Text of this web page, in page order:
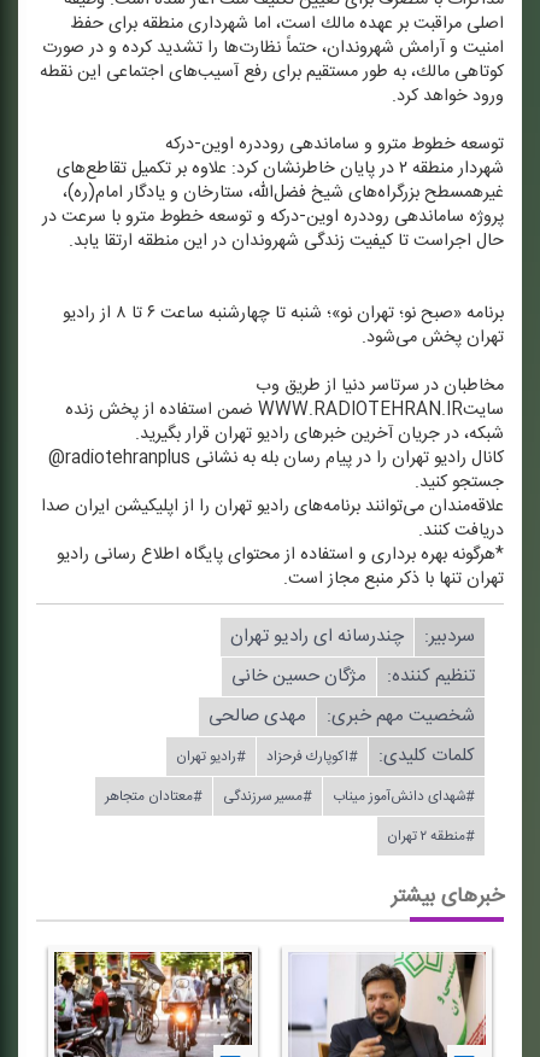
اصلی مراقبت بر عهده مالك است، اما شهرداری منطقه برای حفظ
امنیت و آرامش شهروندان، حتماً نظارت‌ها را تشدید كرده و در صورت
كوتاهی مالك، به طور مستقیم برای رفع آسیب‌های اجتماعی این نقطه
ورود خواهد كرد.
توسعه خطوط مترو و ساماندهی روددره اوین-دركه
شهردار منطقه ۲ در پایان خاطرنشان كرد: علاوه بر تكمیل تقاطع‌های
غیرهمسطح بزرگراه‌های شیخ فضل‌الله، ستارخان و یادگار امام(ره)،
پروژه ساماندهی روددره اوین-دركه و توسعه خطوط مترو با سرعت در
حال اجراست تا كیفیت زندگی شهروندان در این منطقه ارتقا یابد.
برنامه «صبح نو؛ تهران نو»؛ شنبه تا چهارشنبه ساعت ۶ تا ۸ از رادیو
تهران پخش می‌شود.
مخاطبان در سرتاسر دنیا از طریق وب
سایتWWW.RADIOTEHRAN.IR ضمن استفاده از پخش زنده
شبكه، در جریان آخرین خبرهای رادیو تهران قرار بگیرید.
كانال رادیو تهران را در پیام رسان بله به نشانی radiotehranplus@
جستجو كنید.
علاقه‌مندان می‌توانند برنامه‌های رادیو تهران را از اپلیكیشن ایران صدا
دریافت كنند.
*هرگونه بهره برداری و استفاده از محتوای پایگاه اطلاع رسانی رادیو
تهران تنها با ذكر منبع مجاز است.
سردبیر:
چندرسانه ای رادیو تهران
تنظیم كننده:
مژگان حسین خانی
شخصیت مهم خبری:
مهدی صالحی
کلمات کلیدی:
#اكوپارك فرحزاد
#رادیو تهران
#شهدای دانش‌آموز میناب
#مسیر سرزندگی
#معتادان متجاهر
#منطقه ۲ تهران
خبرهای بیشتر